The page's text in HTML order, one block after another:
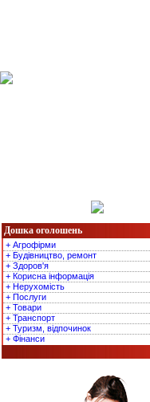
Дошка оголошень
+ Агрофірми
+ Будівництво, ремонт
+ Здоров'я
+ Корисна інформація
+ Нерухомість
+ Послуги
+ Товари
+ Транспорт
+ Туризм, відпочинок
+ Фінанси